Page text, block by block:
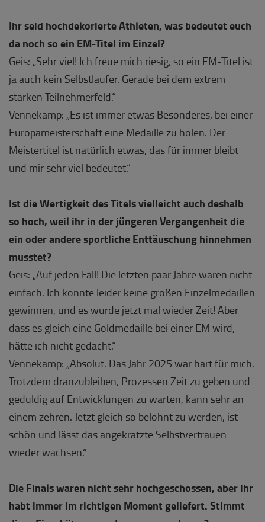
Ihr seid hochdekorierte Athleten, was bedeutet euch
da noch so ein EM-Titel im Einzel?
Geis: „Sehr viel! Ich freue mich riesig, so ein EM-Titel ist
ja auch kein Selbstläufer. Gerade bei dem extrem
starken Teilnehmerfeld.“
Vennekamp: „Es ist immer etwas Besonderes, bei einer
Europameisterschaft eine Medaille zu holen. Der
Meistertitel ist natürlich etwas, das für immer bleibt
und mir sehr viel bedeutet.“
Ist die Wertigkeit des Titels vielleicht auch deshalb
so hoch, weil ihr in der jüngeren Vergangenheit die
ein oder andere sportliche Enttäuschung hinnehmen
musstet?
Geis: „Auf jeden Fall! Die letzten paar Jahre waren nicht
einfach. Ich konnte leider keine großen Einzelmedaillen
gewinnen, und es wurde jetzt mal wieder Zeit! Aber
dass es gleich eine Goldmedaille bei einer EM wird,
hätte ich nicht gedacht.“
Vennekamp: „Absolut. Das Jahr 2025 war hart für mich.
Trotzdem dranzubleiben, Prozessen Zeit zu geben und
geduldig auf Entwicklungen zu warten, kann sehr an
einem zehren. Jetzt gleich so belohnt zu werden, ist
schön und lässt das angekratzte Selbstvertrauen
wieder wachsen.“
Die Finals waren nicht sehr hochgeschossen, aber ihr
habt immer im richtigen Moment geliefert. Stimmt